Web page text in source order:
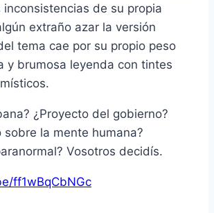
inconsistencias de su propia
extraño azar la versión
tema cae por su propio peso
y brumosa leyenda con tintes
¿Proyecto del gobierno?
sobre la mente humana?
Vosotros decidí­s.
ff1wBqCbNGc